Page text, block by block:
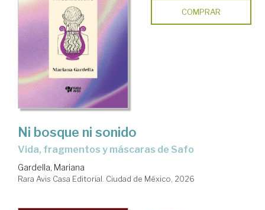
COMPRAR
Ni bosque ni sonido
Vida, fragmentos y máscaras de Safo
Gardella, Mariana
Rara Avis Casa Editorial. Ciudad de México, 2026